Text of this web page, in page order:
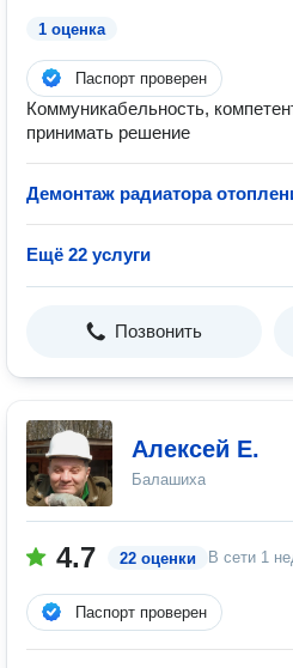
1 оценка
Паспорт проверен
Коммуникабельность,
принимать решение
Демонтаж радиатора
Ещё 22 услуги
Позвонить
Алексей Е.
Балашиха
4.7 22 оценки В сети 1
Паспорт проверен